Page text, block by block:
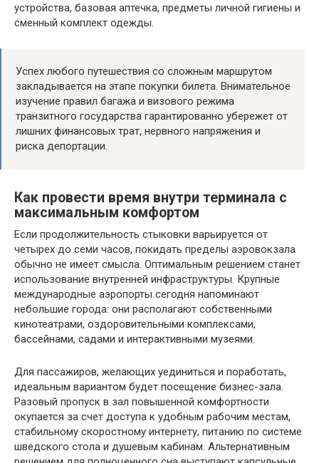
устройства, базовая аптечка, предметы личной гигиены и
сменный комплект одежды.
Успех любого путешествия со сложным маршрутом
закладывается на этапе покупки билета. Внимательное
изучение правил багажа и визового режима
транзитного государства гарантированно убережет от
лишних финансовых трат, нервного напряжения и
риска депортации.
Как провести время внутри терминала с
максимальным комфортом
Если продолжительность стыковки варьируется от
четырех до семи часов, покидать пределы аэровокзала
обычно не имеет смысла. Оптимальным решением станет
использование внутренней инфраструктуры. Крупные
международные аэропорты сегодня напоминают
небольшие города: они располагают собственными
кинотеатрами, оздоровительными комплексами,
бассейнами, садами и интерактивными музеями.
Для пассажиров, желающих уединиться и поработать,
идеальным вариантом будет посещение бизнес-зала.
Разовый пропуск в зал повышенной комфортности
окупается за счет доступа к удобным рабочим местам,
стабильному скоростному интернету, питанию по системе
шведского стола и душевым кабинам. Альтернативным